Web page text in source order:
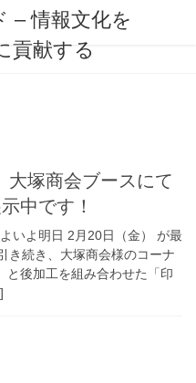
大塚商会ブースにて
中です！
いよ明日 2月20日（金） が最
き続き、大塚商会様のコーナ
と後加工を組み合わせた「印